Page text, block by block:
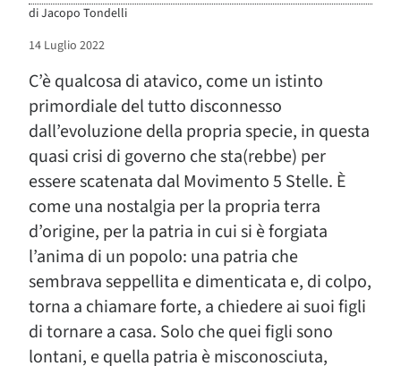
diJacopo Tondelli
14 Luglio 2022
C’è qualcosa di atavico, come un istinto
primordiale del tutto disconnesso
dall’evoluzione della propria specie, in questa
quasi crisi di governo che sta(rebbe) per
essere scatenata dal Movimento 5 Stelle. È
come una nostalgia per la propria terra
d’origine, per la patria in cui si è forgiata
l’anima di un popolo: una patria che
sembrava seppellita e dimenticata e, di colpo,
torna a chiamare forte, a chiedere ai suoi figli
di tornare a casa. Solo che quei figli sono
lontani, e quella patria è misconosciuta,